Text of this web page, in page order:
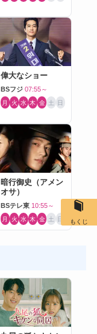
偉大なショー
BSフジ 07:55～
月 火 水 木 金 土 日
暗行御史（アメン
オサ）
BSテレ東 10:55～
月 火 水 木 金 土 日 もくじ